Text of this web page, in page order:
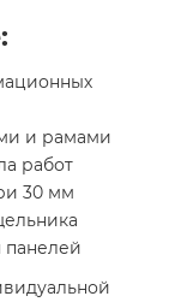
и рамами
работ
30 мм
панелей